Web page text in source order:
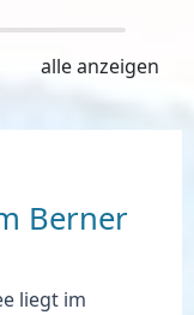
alle anzeigen
Berner
liegt im